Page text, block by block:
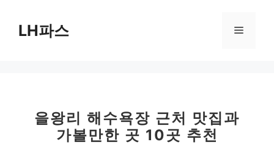
LH파스 메
을왕리 해수욕장 근처 맛집과
가볼만한 곳 10곳 추천